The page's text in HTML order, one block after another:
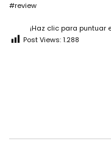
#review
¡Haz clic para puntuar
Post Views:1.288